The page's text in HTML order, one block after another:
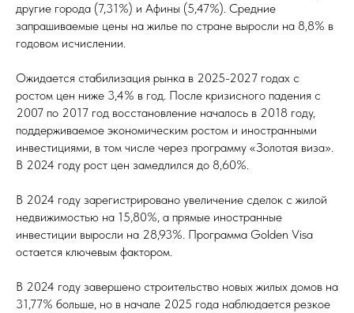
другие города (7,31%) и Афины (5,47%). Средние
запрашиваемые цены на жилье по стране выросли на 8,8% в
годовом исчислении.
Ожидается стабилизация рынка в 2025-2027 годах с
ростом цен ниже 3,4% в год. После кризисного падения с
2007 по 2017 год восстановление началось в 2018 году,
поддерживаемое экономическим ростом и иностранными
инвестициями, в том числе через программу «Золотая виза».
В 2024 году рост цен замедлился до 8,60%.
В 2024 году зарегистрировано увеличение сделок с жилой
недвижимостью на 15,80%, а прямые иностранные
инвестиции выросли на 28,93%. Программа Golden Visa
остается ключевым фактором.
В 2024 году завершено строительство новых жилых домов на
31,77% больше, но в начале 2025 года наблюдается резкое